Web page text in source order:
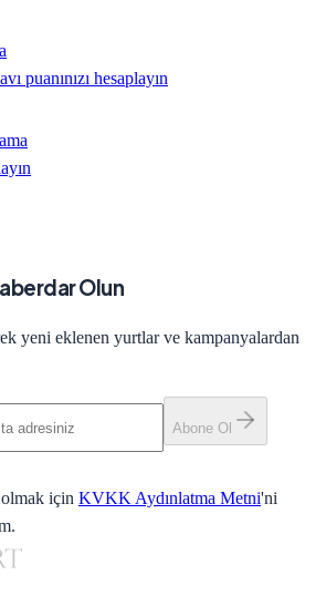
puanınızı hesaplayın
Olun
yeni eklenen yurtlar ve kampanyalardan
Abone Ol
için KVKK Aydınlatma Metni'ni